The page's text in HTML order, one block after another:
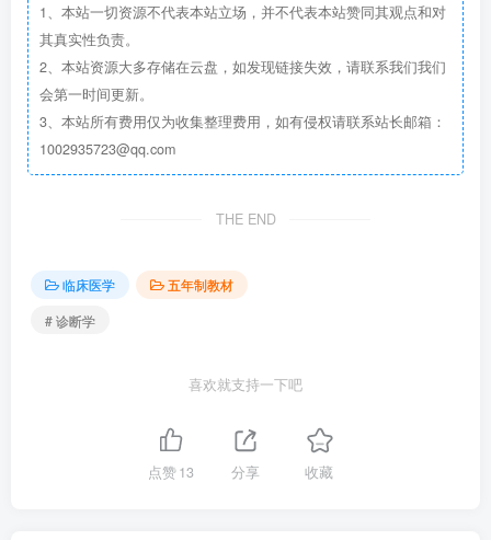
1、本站一切资源不代表本站立场，并不代表本站赞同其观点和对
其真实性负责。
2、本站资源大多存储在云盘，如发现链接失效，请联系我们我们
会第一时间更新。
3、本站所有费用仅为收集整理费用，如有侵权请联系站长邮箱：
1002935723@qq.com
THE END
临床医学
五年制教材
# 诊断学
喜欢就支持一下吧
点赞13 分享 收藏